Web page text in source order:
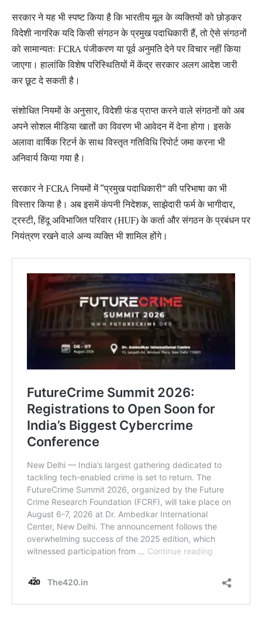
सरकार ने यह भी स्पष्ट किया है कि भारतीय मूल के व्यक्तियों को छोड़कर
विदेशी नागरिक यदि किसी संगठन के प्रमुख पदाधिकारी हैं, तो ऐसे संगठनों
को सामान्यतः FCRA पंजीकरण या पूर्व अनुमति देने पर विचार नहीं किया
जाएगा। हालांकि विशेष परिस्थितियों में केंद्र सरकार अलग आदेश जारी
कर छूट दे सकती है।
संशोधित नियमों के अनुसार, विदेशी फंड प्राप्त करने वाले संगठनों को अब
अपने सोशल मीडिया खातों का विवरण भी आवेदन में देना होगा। इसके
अलावा वार्षिक रिटर्न के साथ विस्तृत गतिविधि रिपोर्ट जमा करना भी
अनिवार्य किया गया है।
सरकार ने FCRA नियमों में “प्रमुख पदाधिकारी” की परिभाषा का भी
विस्तार किया है। अब इसमें कंपनी निदेशक, साझेदारी फर्म के भागीदार,
ट्रस्टी, हिंदू अविभाजित परिवार (HUF) के कर्ता और संगठन के प्रबंधन पर
नियंत्रण रखने वाले अन्य व्यक्ति भी शामिल होंगे।